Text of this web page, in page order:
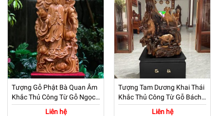
Tượng Gỗ Phật Bà Quan Âm
Khắc Thủ Công Từ Gỗ Ngọc
Am Thơm
Liên hệ
Tượng Tam Dương Khai Thái
Khắc Thủ Công Từ Gỗ Bách
Xanh
Liên hệ